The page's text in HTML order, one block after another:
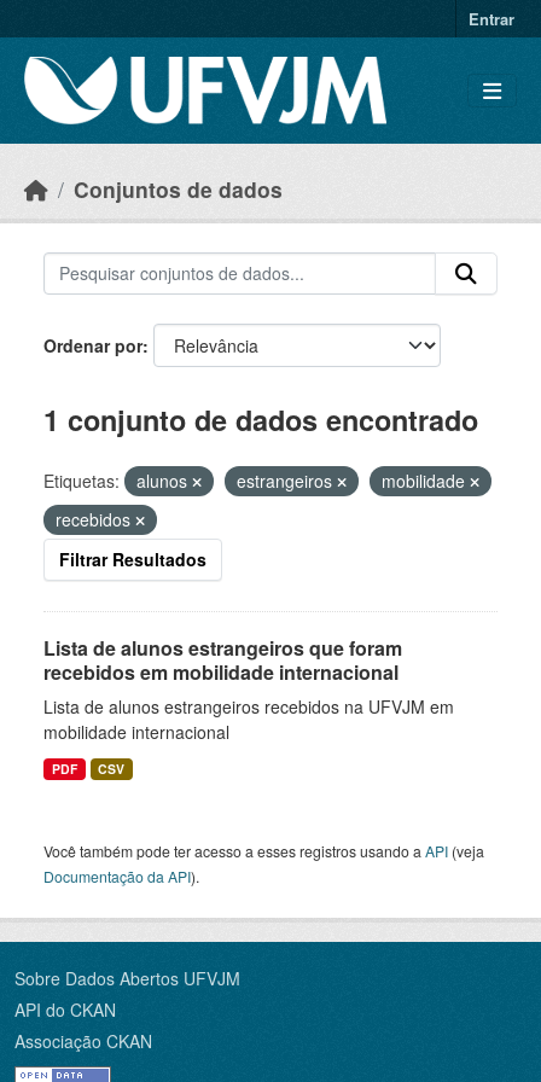
Entrar
Conjuntos de dados
Ordenar por
1 conjunto de dados encontrado
Etiquetas: alunos estrangeiros
mobilidade
recebidos
Filtrar Resultados
Lista de alunos estrangeiros que foram
recebidos em mobilidade internacional
Lista de alunos estrangeiros recebidos na UFVJM em
mobilidade internacional
PDF CSV
Você também pode ter acesso a esses registros usando a API (veja
Documentação da API).
Sobre Dados Abertos UFVJM
API do CKAN
Associação CKAN